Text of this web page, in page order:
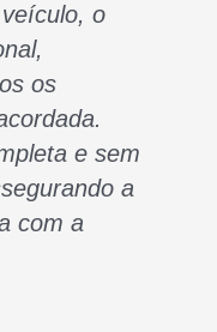
o
os
e sem
a
com a